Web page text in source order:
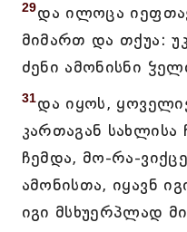
29და ილოცა
მიმართ და თქუა:
ძენი ამონისნი
31და იყოს,
კართაგან სახლისა
ჩემდა, მო-რა-
ამონისთა, იყავნ
იგი მსხუერპლად